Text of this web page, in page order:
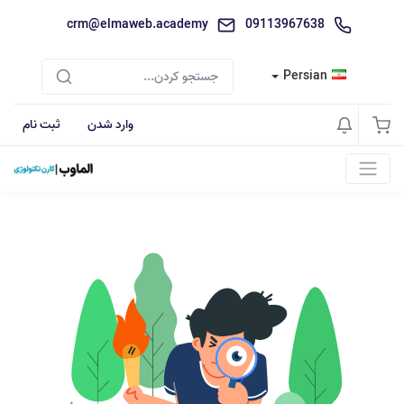
09113967638
crm@elmaweb.academy
Persian
وارد شدن ثبت نام